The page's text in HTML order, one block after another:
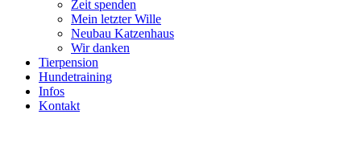
Zeit spenden
Mein letzter Wille
Neubau Katzenhaus
Wir danken
Tierpension
Hundetraining
Infos
Kontakt